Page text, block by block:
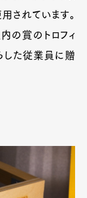
されています。
の賞のトロフィ
した従業員に贈